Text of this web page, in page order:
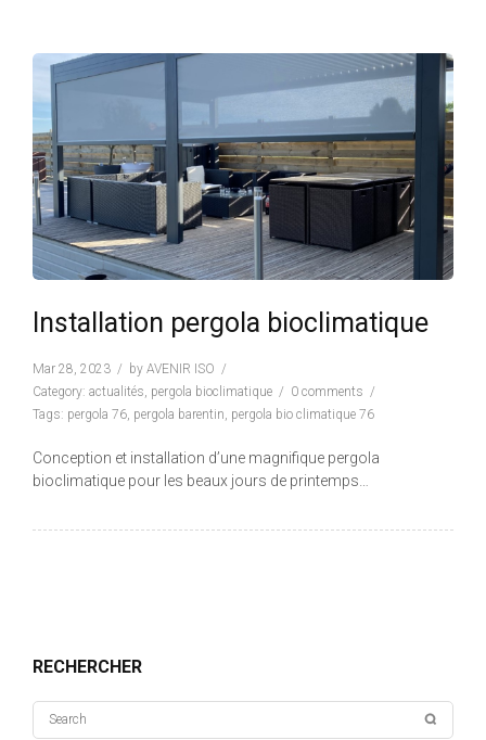
Installation pergola bioclimatique
Mar 28, 2023 by AVENIR ISO
Category: actualités, pergola bioclimatique
0 comments
Tags: pergola 76, pergola barentin, pergola bio climatique 76
Conception et installation d’une magnifique pergola
bioclimatique pour les beaux jours de printemps…
RECHERCHER